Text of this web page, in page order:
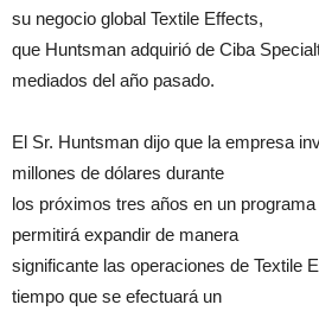
su negocio global Textile Effects,
que Huntsman adquirió de Ciba
mediados del año pasado.
El Sr. Huntsman dijo que la empresa
millones de dólares durante
los próximos tres años en un
permitirá expandir de manera
significante las operaciones de Textile
tiempo que se efectuará un